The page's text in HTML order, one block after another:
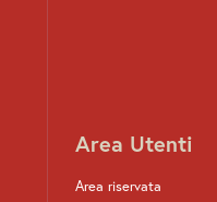
Area Utenti
Area riservata